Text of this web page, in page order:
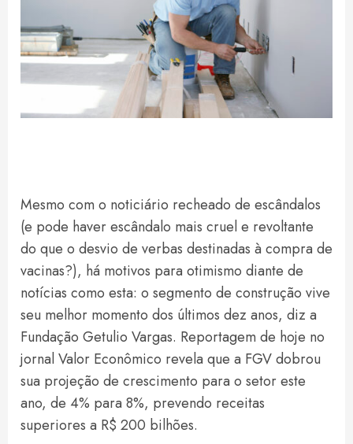
Mesmo com o noticiário recheado de escândalos
(e pode haver escândalo mais cruel e revoltante
do que o desvio de verbas destinadas à compra de
vacinas?), há motivos para otimismo diante de
notícias como esta: o segmento de construção vive
seu melhor momento dos últimos dez anos, diz a
Fundação Getulio Vargas. Reportagem de hoje no
jornal Valor Econômico revela que a FGV dobrou
sua projeção de crescimento para o setor este
ano, de 4% para 8%, prevendo receitas
superiores a R$ 200 bilhões.